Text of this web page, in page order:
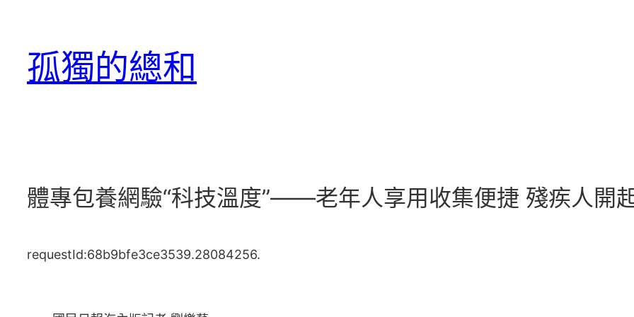
孤獨的總和
體專包養網驗“科技溫度”——老年人享用收集便捷 殘疾人開
requestId:68b9bfe3ce3539.28084256.